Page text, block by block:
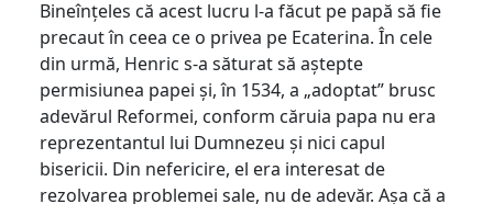
Bineînțeles că acest lucru l-a făcut pe papă să fie
precaut în ceea ce o privea pe Ecaterina. În cele
din urmă, Henric s-a săturat să aștepte
permisiunea papei și, în 1534, a „adoptat” brusc
adevărul Reformei, conform căruia papa nu era
reprezentantul lui Dumnezeu și nici capul
bisericii. Din nefericire, el era interesat de
rezolvarea problemei sale, nu de adevăr. Așa că a